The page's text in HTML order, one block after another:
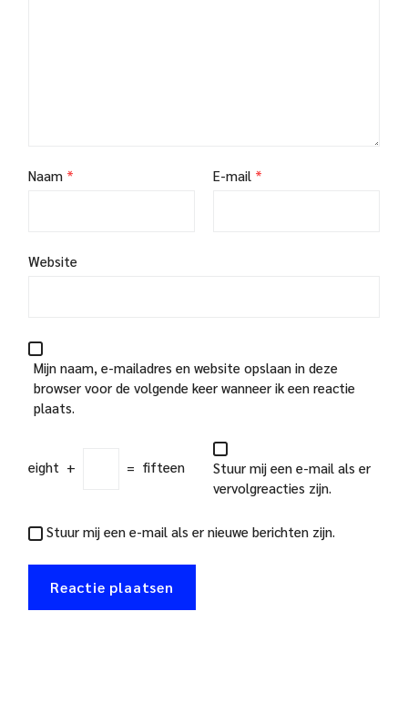
Naam * E-mail *
Website
Mijn naam, e-mailadres en website opslaan in deze
browser voor de volgende keer wanneer ik een reactie
plaats.
eight + = fifteen
Stuur mij een e-mail als er
vervolgreacties zijn.
Stuur mij een e-mail als er nieuwe berichten zijn.